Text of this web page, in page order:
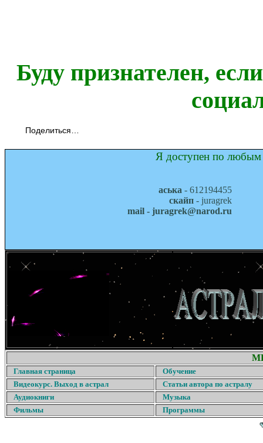
Буду признателен,
Поделиться…
Я доступен по любым
аська - 612194455
скайп - juragrek
mail - juragrek@narod.ru
Главная страница
Обучение
Видеокурс. Выход в астрал
Статьи автора по астралу
Аудиокниги
Музыка
Фильмы
Программы